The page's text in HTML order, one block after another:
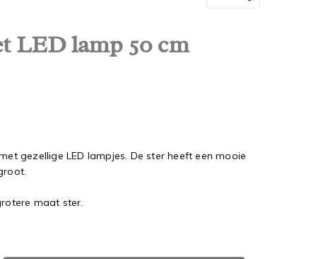
LED lamp 50 cm
gezellige LED lampjes. De ster heeft een mooie
maat ster.